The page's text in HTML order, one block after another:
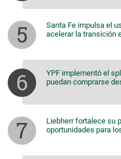
Santa Fe impulsa el
acelerar la transición
YPF implementó el
puedan comprarse
Liebherr fortalece su
oportunidades para